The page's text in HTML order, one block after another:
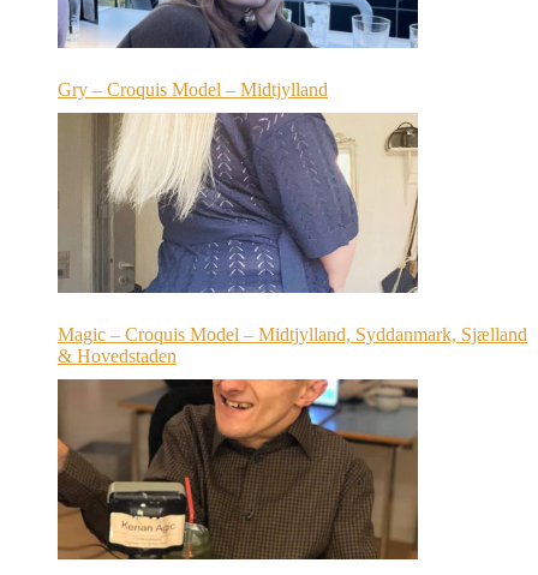
Gry – Croquis Model – Midtjylland
Magic – Croquis Model – Midtjylland, Syddanmark, Sjælland
& Hovedstaden